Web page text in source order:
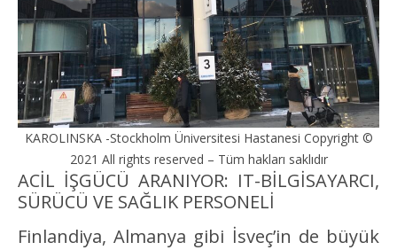
KAROLINSKA -Stockholm Üniversitesi Hastanesi Copyright ©
2021 All rights reserved – Tüm hakları saklıdır
ACİL İŞGÜCÜ ARANIYOR: IT-BİLGİSAYARCI,
SÜRÜCÜ VE SAĞLIK PERSONELİ
Finlandiya, Almanya gibi İsveç’in de büyük